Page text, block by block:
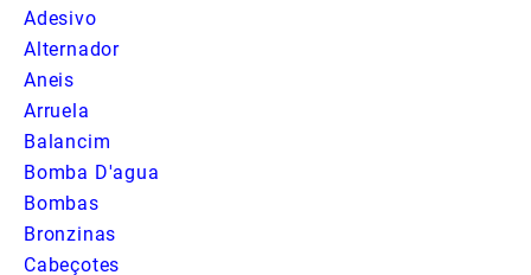
Adesivo
Alternador
Aneis
Arruela
Balancim
Bomba D'agua
Bombas
Bronzinas
Cabeçotes